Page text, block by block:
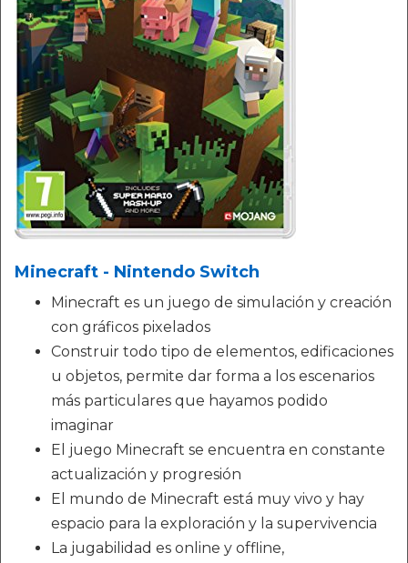
Minecraft - Nintendo Switch
Minecraft es un juego de simulación y creación
con gráficos pixelados
Construir todo tipo de elementos, edificaciones
u objetos, permite dar forma a los escenarios
más particulares que hayamos podido
imaginar
El juego Minecraft se encuentra en constante
actualización y progresión
El mundo de Minecraft está muy vivo y hay
espacio para la exploración y la supervivencia
La jugabilidad es online y offline,